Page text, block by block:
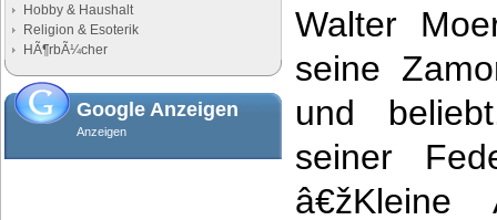
Hobby & Haushalt
Religion & Esoterik
HÃ¶rbÃ¼cher
Google Anzeigen
Anzeigen
Walter
seine
und
seiner
â€žKleine